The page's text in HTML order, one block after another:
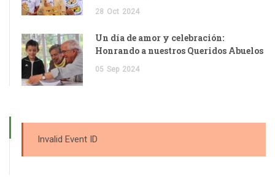
28 Oct 2024
Un día de amor y celebración:
Honrando a nuestros Queridos Abuelos
05 Sep 2024
Invalid Event ID